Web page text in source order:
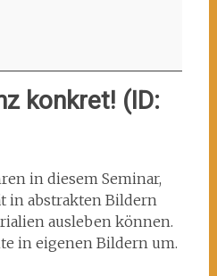
konkret! (ID:
in diesem Seminar,
in abstrakten Bildern
ausleben können.
in eigenen Bildern um.